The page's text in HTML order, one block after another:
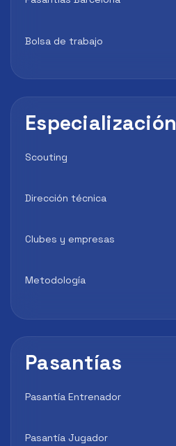
Bolsa de trabajo
Especialización
Scouting
Dirección técnica
Clubes y empresas
Metodología
Pasantías
Pasantía Entrenador
Pasantía Jugador